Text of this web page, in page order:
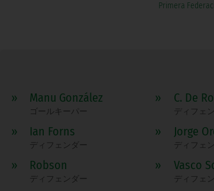
Primera
» Manu González
ゴールキーパー
» C. De
ディフェ
» Ian Forns
ディフェンダー
» Jorge
ディフェ
» Robson
ディフェンダー
» Vasco
ディフェ